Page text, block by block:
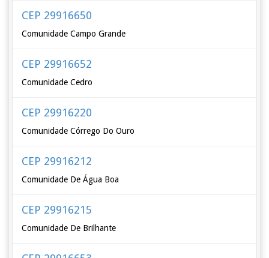
CEP 29916650
Comunidade Campo Grande
CEP 29916652
Comunidade Cedro
CEP 29916220
Comunidade Córrego Do Ouro
CEP 29916212
Comunidade De Água Boa
CEP 29916215
Comunidade De Brilhante